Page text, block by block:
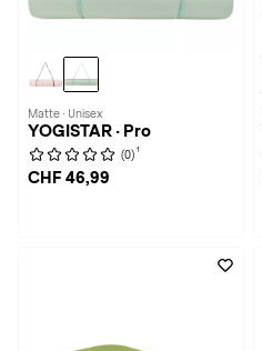
Matte · Unisex
YOGISTAR · Pro
(0) 1
CHF 46,99